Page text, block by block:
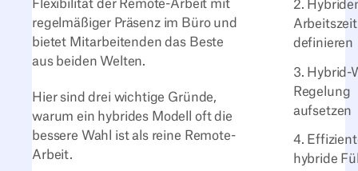
2.
definieren
3. Hybrid-
Regelung
aufsetzen
4.
hybride
Flexibilität der Remote-Arbeit mit
regelmäßiger Präsenz im Büro und
bietet Mitarbeitenden das Beste
aus beiden Welten.
Hier sind drei wichtige Gründe,
warum ein hybrides Modell oft die
bessere Wahl ist als reine Remote-
Arbeit.